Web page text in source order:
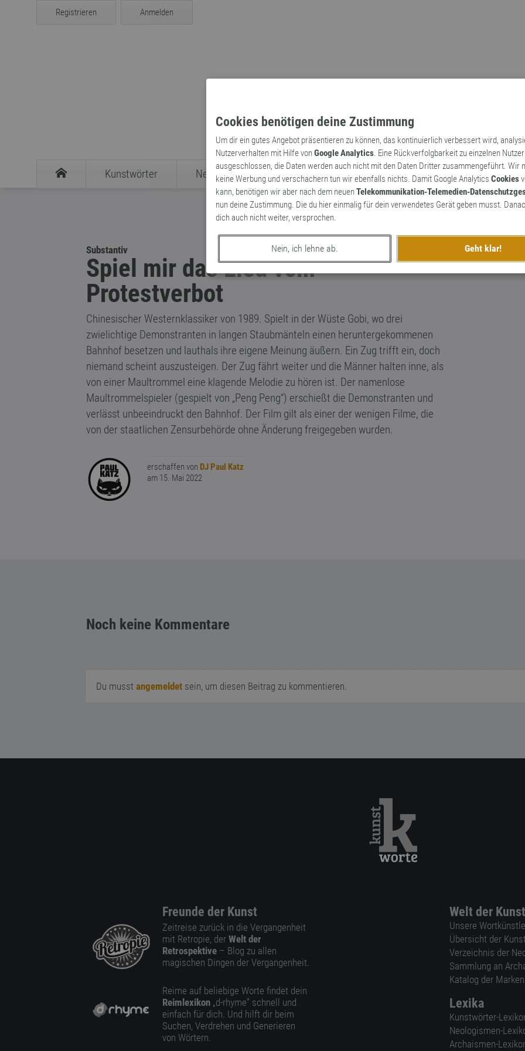
Cookies benötigen deine Zustimmung
Um dir ein gutes Angebot präsentieren zu können, das kontinuierlich verbessert wird,
Nutzerverhalten mit Hilfe vonGoogle Analytics. Eine Rückverfolgbarkeit zu einzelnen
ausgeschlossen, die Daten werden auch nicht mit den Daten Dritter zusammengeführt. Wir
keine Werbung und verschachern tun wir ebenfalls nichts. Damit Google Analytics Cookies
kann, benötigen wir aber nach dem neuenTelekommunikation-Telemedien-
nun deine Zustimmung. Die du hier einmalig für dein verwendetes Gerät geben musst.
dich auch nicht weiter, versprochen.
Nein, ich lehne ab. Geht klar!
Registrieren Anmelden
Kunstwörter Neologismen Archaismen Markennamen
Substantiv
Spiel mir das Lied vom
Protestverbot
Chinesischer Westernklassiker von 1989. Spielt in der Wüste Gobi, wo drei
zwielichtige Demonstranten in langen Staubmänteln einen heruntergekommenen
Bahnhof besetzen und lauthals ihre eigene Meinung äußern. Ein Zug trifft ein, doch
niemand scheint auszusteigen. Der Zug fährt weiter und die Männer halten inne, als
von einer Maultrommel eine klagende Melodie zu hören ist. Der namenlose
Maultrommelspieler (gespielt von „Peng Peng“) erschießt die Demonstranten und
verlässt unbeeindruckt den Bahnhof. Der Film gilt als einer der wenigen Filme, die
von der staatlichen Zensurbehörde ohne Änderung freigegeben wurden.
erschaffen von DJ Paul Katz
am 15. Mai 2022
Noch keine Kommentare
Du musst angemeldet sein, um diesen Beitrag zu kommentieren.
Freunde der Kunst
Zeitreise zurück in die Vergangenheit
mit Retropie, der Welt der
Retrospektive – Blog zu allen
magischen Dingen der Vergangenheit.
Reime auf beliebige Worte findet dein
Reimlexikon „d-rhyme” schnell und
einfach für dich. Und hilft dir beim
Suchen, Verdrehen und Generieren
von Wörtern.
Welt der
Unsere
Übersicht der
Verzeichnis der
Sammlung an
Katalog der
Lexika
Kunstwörter-
Neologismen-
Archaismen-